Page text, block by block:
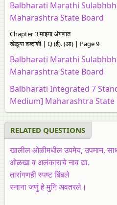
Balbharati Marathi
Maharashtra State Board
Chapter 3 माझ्या अंगणात
खेळूया शब्दांशी | Q (ई). (आ) | Page 9
Balbharati Marathi
Maharashtra State Board
Balbharati Integrated 7
Medium] Maharashtra State
RELATED QUESTIONS
खालील ओळीमधील उपमेय, उपमान,
ओळखा व अलंकाराचे नाव द्या.
तारांगणही स्पष्ट बिंबले
स्नाना जणुं हे मुनि अवतरले।